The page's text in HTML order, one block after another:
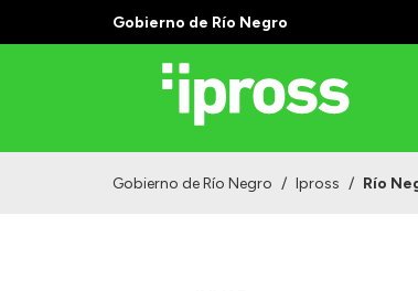
Gobierno de Río Negro
Gobierno de Río Negro / Ipross / Río